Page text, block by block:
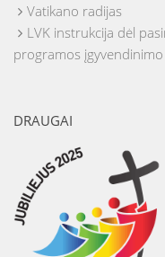
Vatikano radijas
LVK instrukcija dėl
programos įgyvendinimo
DRAUGAI